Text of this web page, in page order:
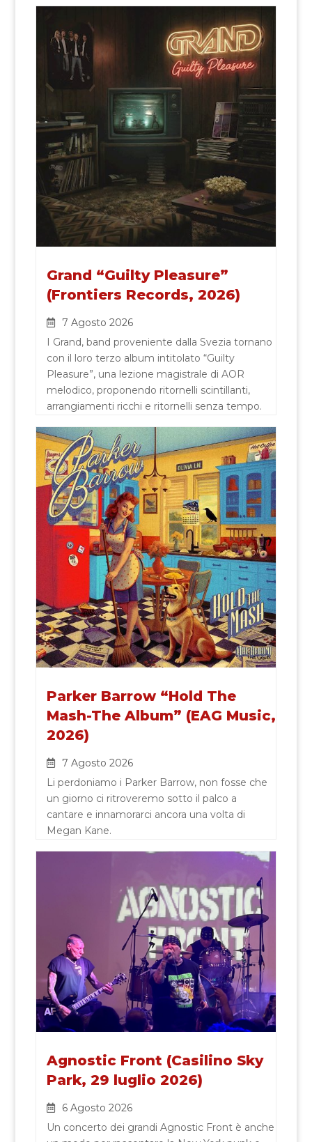
Grand “Guilty Pleasure”
(Frontiers Records, 2026)
7 Agosto 2026
I Grand, band proveniente dalla Svezia tornano
con il loro terzo album intitolato “Guilty
Pleasure”, una lezione magistrale di AOR
melodico, proponendo ritornelli scintillanti,
arrangiamenti ricchi e ritornelli senza tempo.
Parker Barrow “Hold The
Mash-The Album” (EAG Music,
2026)
7 Agosto 2026
Li perdoniamo i Parker Barrow, non fosse che
un giorno ci ritroveremo sotto il palco a
cantare e innamorarci ancora una volta di
Megan Kane.
Agnostic Front (Casilino Sky
Park, 29 luglio 2026)
6 Agosto 2026
Un concerto dei grandi Agnostic Front è anche